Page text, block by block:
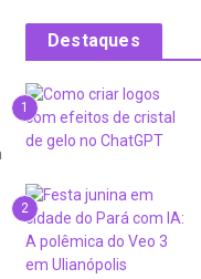
Destaques
1
2